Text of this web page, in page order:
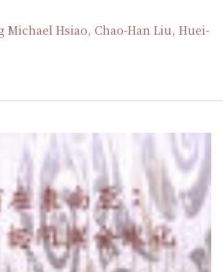
Michael Hsiao, Chao-Han Liu, Huei-